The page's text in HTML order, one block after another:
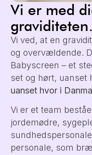
Vi er med
graviditeten.
Vi ved, at en
og overvældende.
Babyscreen – et
set og hørt, uanset
uanset hvor i
Vi er et team
jordemødre,
personale, som